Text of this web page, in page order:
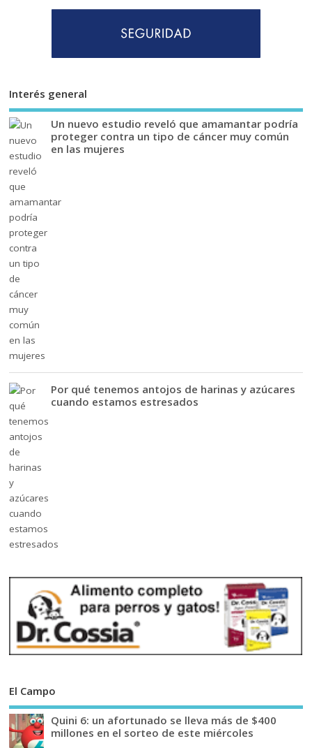
Interés general
Un nuevo estudio reveló que amamantar podría
proteger contra un tipo de cáncer muy común
en las mujeres
Por qué tenemos antojos de harinas y azúcares
cuando estamos estresados
El Campo
Quini 6: un afortunado se lleva más de $400
millones en el sorteo de este miércoles